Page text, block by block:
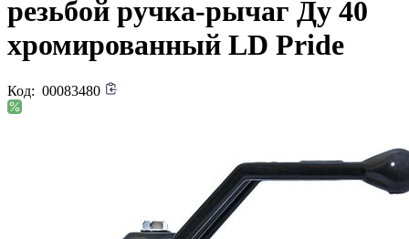
резьбой ручка-рычаг Ду 40
хромированный LD Pride
Код: 00083480